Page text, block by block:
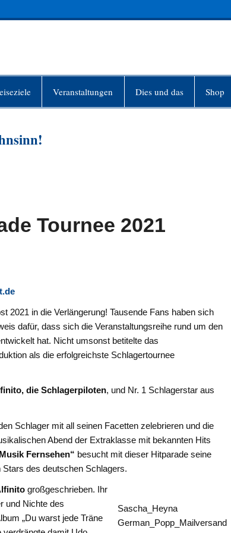
Veranstaltungen Dies und das Shop
Tournee 2021
2021 in die Verlängerung! Tausende Fans haben sich
dafür, dass sich die Veranstaltungsreihe rund um den
hat. Nicht umsonst betitelte das
als die erfolgreichste Schlagertournee
die Schlagerpiloten, und Nr. 1 Schlagerstar aus
Schlager mit all seinen Facetten zelebrieren und die
Abend der Extraklasse mit bekannten Hits
Fernsehen“ besucht mit dieser Hitparade seine
des deutschen Schlagers.
Sascha_Heyna
German_Popp_Mailversand
großgeschrieben. Ihr
und Nichte des
„Du warst jede Träne